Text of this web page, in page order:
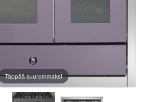
Täppää suuremmaksi